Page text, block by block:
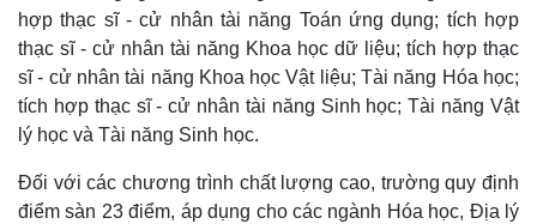
Thế giới
Quan sát
Hồ sơ
Multimedia
E-Magazine
Infographic
hợp thạc sĩ - cử nhân tài năng Toán ứng dụng; tích hợp
thạc sĩ - cử nhân tài năng Khoa học dữ liệu; tích hợp thạc
sĩ - cử nhân tài năng Khoa học Vật liệu; Tài năng Hóa học;
tích hợp thạc sĩ - cử nhân tài năng Sinh học; Tài năng Vật
lý học và Tài năng Sinh học.
Đối với các chương trình chất lượng cao, trường quy định
điểm sàn 23 điểm, áp dụng cho các ngành Hóa học, Địa lý